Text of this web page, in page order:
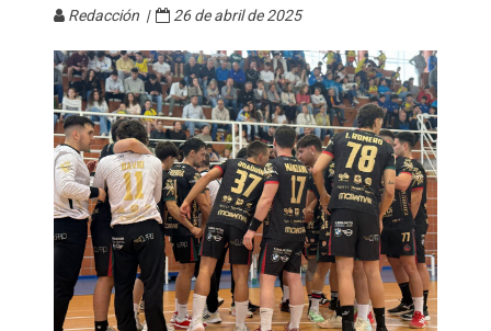
Redacción | 26 de abril de 2025